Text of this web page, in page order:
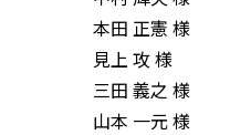
本田 正憲 様
見上 攻 様
三田 義之 様
山本 一元 様